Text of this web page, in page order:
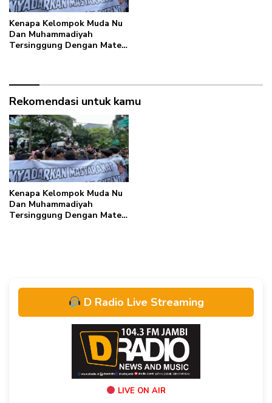
Kenapa Kelompok Muda Nu
Dan Muhammadiyah
Tersinggung Dengan Materi
Rekomendasi untuk kamu
Kenapa Kelompok Muda Nu
Dan Muhammadiyah
Tersinggung Dengan Materi
D Radio Live Streaming
LIVE ON AIR